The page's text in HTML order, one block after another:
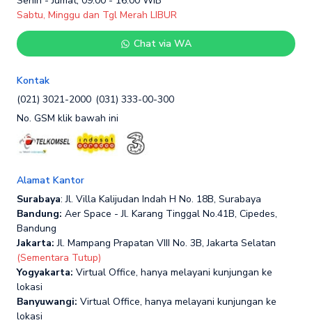
Sabtu, Minggu dan Tgl Merah LIBUR
Chat via WA
Kontak
(021) 3021-2000 (031) 333-00-300
No. GSM klik bawah ini
Alamat Kantor
Surabaya: Jl. Villa Kalijudan Indah H No. 18B, Surabaya
Bandung: Aer Space - Jl. Karang Tinggal No.41B, Cipedes,
Bandung
Jakarta: Jl. Mampang Prapatan VIII No. 3B, Jakarta Selatan
(Sementara Tutup)
Yogyakarta: Virtual Office, hanya melayani kunjungan ke
lokasi
Banyuwangi: Virtual Office, hanya melayani kunjungan ke
lokasi